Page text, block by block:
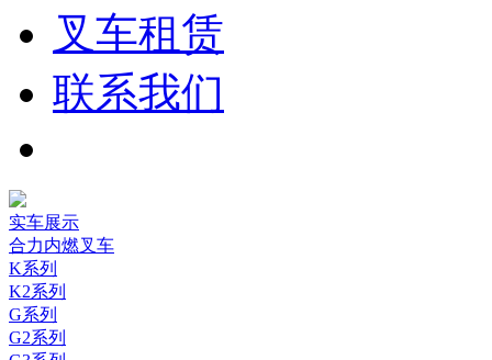
叉车租赁
联系我们
实车展示
合力内燃叉车
K系列
K2系列
G系列
G2系列